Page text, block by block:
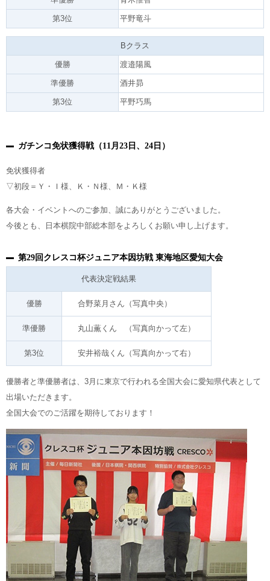
第3位 平野竜斗
Bクラス
優勝 渡邉陽風
準優勝 酒井昴
第3位 平野巧馬
ガチンコ免状獲得戦（11月23日、24日）
免状獲得者
▽初段＝Ｙ・Ｉ様、Ｋ・Ｎ様、Ｍ・Ｋ様
各大会・イベントへのご参加、誠にありがとうございました。
今後とも、日本棋院中部総本部をよろしくお願い申し上げます。
第29回クレスコ杯ジュニア本因坊戦 東海地区愛知大会
代表決定戦結果
優勝 合野菜月さん（写真中央）
準優勝 丸山薫くん （写真向かって左）
第3位 安井裕哉くん（写真向かって右）
優勝者と準優勝者は、3月に東京で行われる全国大会に愛知県代表として
出場いただきます。
全国大会でのご活躍を期待しております！